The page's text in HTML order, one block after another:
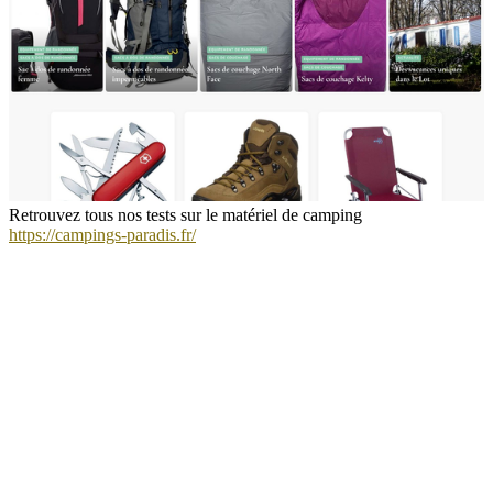
Retrouvez tous nos tests sur le matériel de camping
https://campings-paradis.fr/